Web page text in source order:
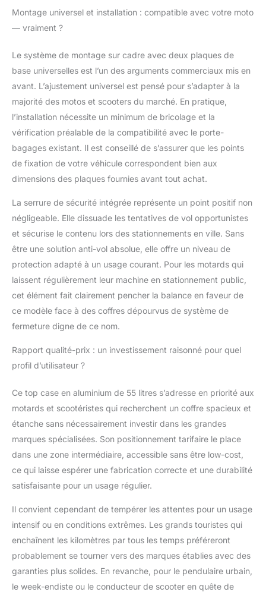
solutions de
élégant ajoute
également une touche
de style à votre moto.
Sa conception
conviviale vous permet
de fixer et de détacher
facilement le top case
souhaitez, vous offrant
ainsi flexibilité et
commodité pour vos
Compatibilité
universelle : comprend
2 plaques de base
accessoires avec des
trous multifonctions,
vous pouvez monter la
plaque de base sur
simplement retirer le
remplacement
Montage universel et installation : compatible avec votre moto
— vraiment ?
Le système de montage sur cadre avec deux plaques de
base universelles est l’un des arguments commerciaux mis en
avant. L’ajustement universel est pensé pour s’adapter à la
majorité des motos et scooters du marché. En pratique,
l’installation nécessite un minimum de bricolage et la
vérification préalable de la compatibilité avec le porte-
bagages existant. Il est conseillé de s’assurer que les points
de fixation de votre véhicule correspondent bien aux
dimensions des plaques fournies avant tout achat.
La serrure de sécurité intégrée représente un point positif non
négligeable. Elle dissuade les tentatives de vol opportunistes
et sécurise le contenu lors des stationnements en ville. Sans
être une solution anti-vol absolue, elle offre un niveau de
protection adapté à un usage courant. Pour les motards qui
laissent régulièrement leur machine en stationnement public,
cet élément fait clairement pencher la balance en faveur de
ce modèle face à des coffres dépourvus de système de
fermeture digne de ce nom.
Rapport qualité-prix : un investissement raisonné pour quel
profil d’utilisateur ?
Ce top case en aluminium de 55 litres s’adresse en priorité aux
motards et scootéristes qui recherchent un coffre spacieux et
étanche sans nécessairement investir dans les grandes
marques spécialisées. Son positionnement tarifaire le place
dans une zone intermédiaire, accessible sans être low-cost,
ce qui laisse espérer une fabrication correcte et une durabilité
satisfaisante pour un usage régulier.
Il convient cependant de tempérer les attentes pour un usage
intensif ou en conditions extrêmes. Les grands touristes qui
enchaînent les kilomètres par tous les temps préféreront
probablement se tourner vers des marques établies avec des
garanties plus solides. En revanche, pour le pendulaire urbain,
le week-endiste ou le conducteur de scooter en quête de